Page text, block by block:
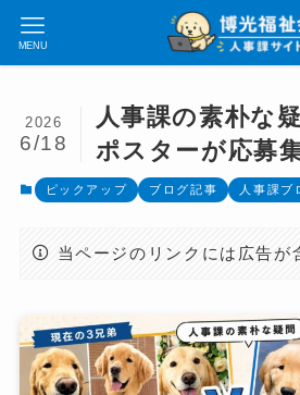
MENU
人事課の素朴な
ポスターが応募
2026
6/18
ピックアップ ブログ記事 人事課ブ
当ページのリンクには広告が